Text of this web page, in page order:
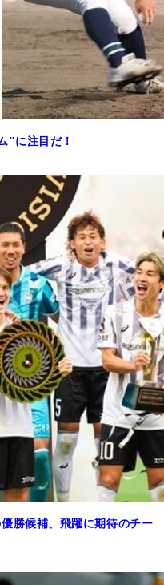
"に注目だ！
勝候補、飛躍に期待のチー